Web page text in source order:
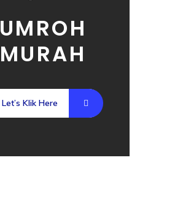
UMROH
MURAH
Let’s Klik Here